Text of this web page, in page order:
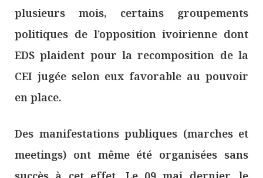
plusieurs mois, certains groupements
politiques de l’opposition ivoirienne dont
EDS plaident pour la recomposition de la
CEI jugée selon eux favorable au pouvoir
en place.
Des manifestations publiques (marches et
meetings) ont même été organisées sans